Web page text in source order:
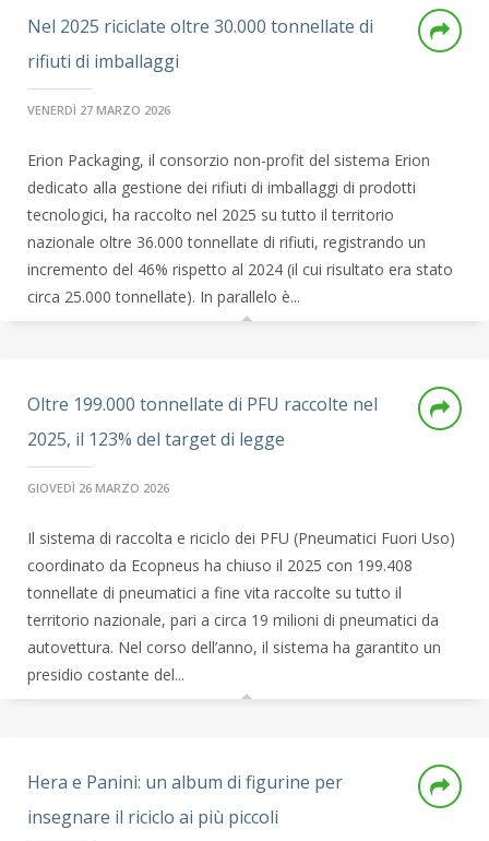
Nel 2025 riciclate oltre 30.000 tonnellate di
rifiuti di imballaggi
VENERDÌ 27 MARZO 2026
Erion Packaging, il consorzio non-profit del sistema Erion
dedicato alla gestione dei rifiuti di imballaggi di prodotti
tecnologici, ha raccolto nel 2025 su tutto il territorio
nazionale oltre 36.000 tonnellate di rifiuti, registrando un
incremento del 46% rispetto al 2024 (il cui risultato era stato
circa 25.000 tonnellate). In parallelo è...
Oltre 199.000 tonnellate di PFU raccolte nel
2025, il 123% del target di legge
GIOVEDÌ 26 MARZO 2026
Il sistema di raccolta e riciclo dei PFU (Pneumatici Fuori Uso)
coordinato da Ecopneus ha chiuso il 2025 con 199.408
tonnellate di pneumatici a fine vita raccolte su tutto il
territorio nazionale, pari a circa 19 milioni di pneumatici da
autovettura. Nel corso dell’anno, il sistema ha garantito un
presidio costante del...
Hera e Panini: un album di figurine per
insegnare il riciclo ai più piccoli